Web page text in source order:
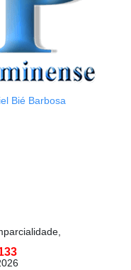
Bié Barbosa